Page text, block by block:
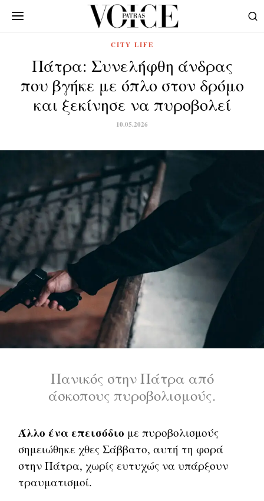
CITY LIFE
Πάτρα: Συνελήφθη άνδρας
που βγήκε με όπλο στον δρόμο
και ξεκίνησε να πυροβολεί
10.05.2026
Πανικός στην Πάτρα από
άσκοπους πυροβολισμούς.
Άλλο ένα επεισόδιο με πυροβολισμούς
σημειώθηκε χθες Σάββατο, αυτή τη φορά
στην Πάτρα, χωρίς ευτυχώς να υπάρξουν
τραυματισμοί.